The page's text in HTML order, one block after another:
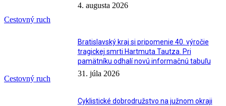
Cestovný ruch
4. augusta 2026
Cestovný ruch
Bratislavský kraj si pripomenie 40. výročie
tragickej smrti Hartmuta Tautza. Pri
pamätníku odhalí novú informačnú tabuľu
31. júla 2026
Cyklistické dobrodružstvo na južnom okraji